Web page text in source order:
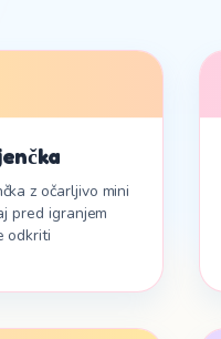
z očarljivo mini
pred igranjem
odkriti